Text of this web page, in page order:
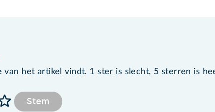
het artikel vindt. 1 ster is slecht, 5 sterren is
Stem